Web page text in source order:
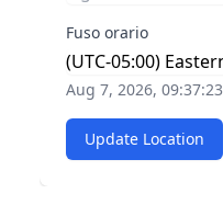
Fuso orario
Aug 7, 2026, 09:37:23
Update Location